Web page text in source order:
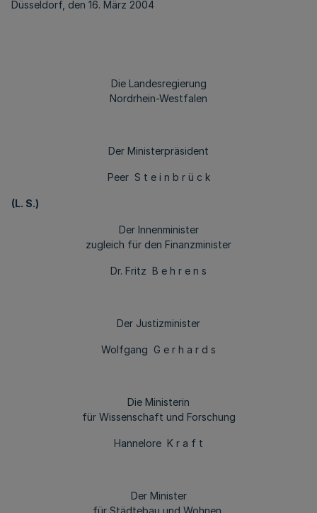
Düsseldorf, den 16. März 2004
Die Landesregierung
Nordrhein-Westfalen
Der Ministerpräsident
Peer S t e i n b r ü c k
(L. S.)
Der Innenminister
zugleich für den Finanzminister
Dr. Fritz B e h r e n s
Der Justizminister
Wolfgang G e r h a r d s
Die Ministerin
für Wissenschaft und Forschung
Hannelore K r a f t
Der Minister
für Städtebau und Wohnen,